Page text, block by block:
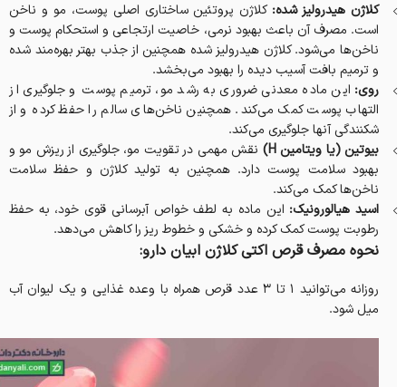
کلاژن هیدرولیز شده: کلاژن پروتئین ساختاری اصلی پوست، مو و ناخن
است. مصرف آن باعث بهبود نرمی، خاصیت ارتجاعی و استحکام پوست و
ناخن‌ها می‌شود. کلاژن هیدرولیز شده همچنین از جذب بهتر بهره‌مند شده
و ترمیم بافت آسیب دیده را بهبود می‌بخشد.
روی: این ماده معدنی ضروری به رشد مو، ترمیم پوست و جلوگیری از
التهاب پوست کمک می‌کند. همچنین ناخن‌های سالم را حفظ کرده و از
شکنندگی آنها جلوگیری می‌کند.
بیوتین (یا ویتامین H)
نقش مهمی در تقویت مو، جلوگیری از ریزش مو و
بهبود سلامت پوست دارد. همچنین به تولید کلاژن و حفظ سلامت
ناخن‌ها کمک می‌کند.
اسید هیالورونیک: این ماده به لطف خواص آبرسانی قوی خود، به حفظ
رطوبت پوست کمک کرده و خشکی و خطوط ریز را کاهش می‌دهد.
نحوه مصرف قرص اکتی کلاژن ابیان دارو:
روزانه می‌توانید 1 تا 3 عدد قرص همراه با وعده غذایی و یک لیوان آب
میل شود.